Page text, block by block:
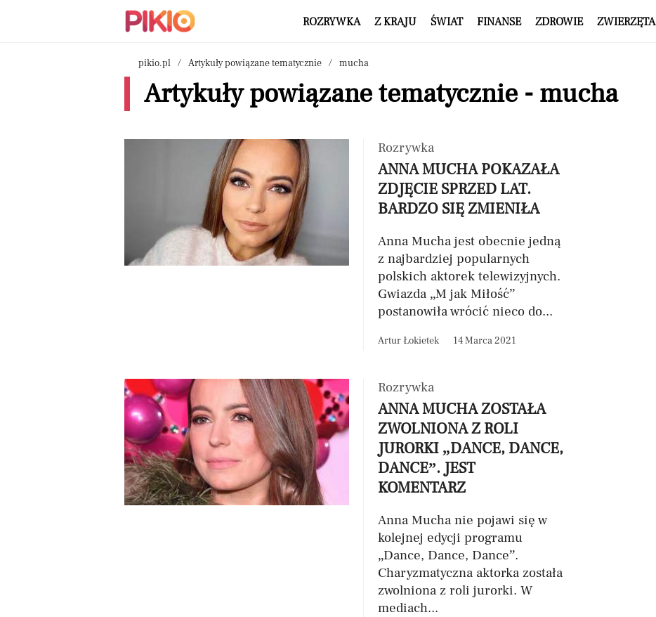
ROZRYWKA Z KRAJU ŚWIAT FINANSE ZDROWIE ZWIERZĘTA
pikio.pl Artykuły powiązane tematycznie mucha
Artykuły powiązane tematycznie - mucha
Rozrywka
ANNA MUCHA POKAZAŁA
ZDJĘCIE SPRZED LAT.
BARDZO SIĘ ZMIENIŁA
Anna Mucha jest obecnie jedną
z najbardziej popularnych
polskich aktorek telewizyjnych.
Gwiazda „M jak Miłość”
postanowiła wrócić nieco do...
Artur Łokietek 14 Marca 2021
Rozrywka
ANNA MUCHA ZOSTAŁA
ZWOLNIONA Z ROLI
JURORKI „DANCE, DANCE,
DANCE”. JEST
KOMENTARZ
Anna Mucha nie pojawi się w
kolejnej edycji programu
„Dance, Dance, Dance”.
Charyzmatyczna aktorka została
zwolniona z roli jurorki. W
mediach...